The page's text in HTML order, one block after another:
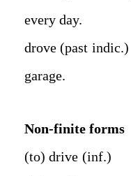
every day.
drove (past
garage.
Non-finite forms
(to) drive